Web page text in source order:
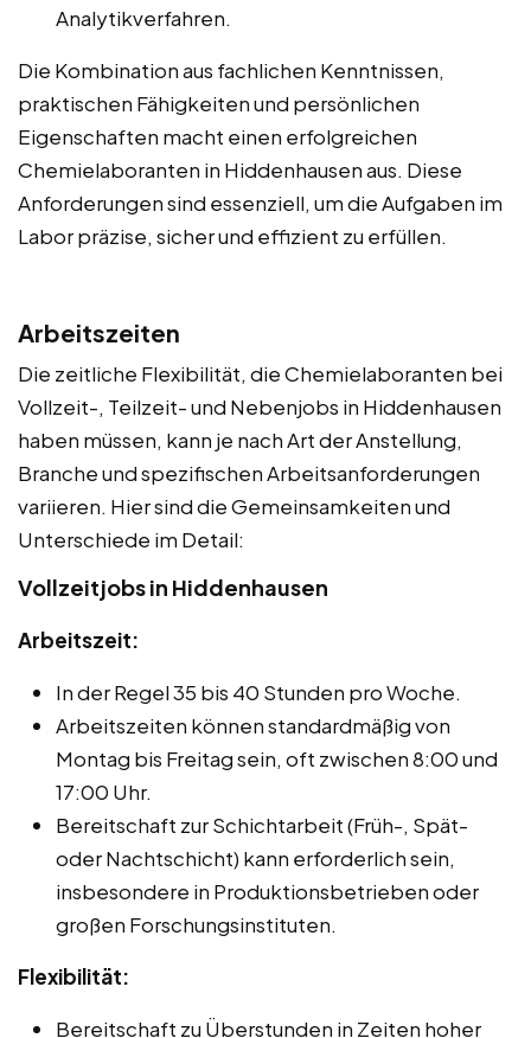
Analytikverfahren.
Die Kombination aus fachlichen Kenntnissen,
praktischen Fähigkeiten und persönlichen
Eigenschaften macht einen erfolgreichen
Chemielaboranten in Hiddenhausen aus. Diese
Anforderungen sind essenziell, um die Aufgaben im
Labor präzise, sicher und effizient zu erfüllen.
Arbeitszeiten
Die zeitliche Flexibilität, die Chemielaboranten bei
Vollzeit-, Teilzeit- und Nebenjobs in Hiddenhausen
haben müssen, kann je nach Art der Anstellung,
Branche und spezifischen Arbeitsanforderungen
variieren. Hier sind die Gemeinsamkeiten und
Unterschiede im Detail:
Vollzeitjobs in Hiddenhausen
Arbeitszeit:
In der Regel 35 bis 40 Stunden pro Woche.
Arbeitszeiten können standardmäßig von
Montag bis Freitag sein, oft zwischen 8:00 und
17:00 Uhr.
Bereitschaft zur Schichtarbeit (Früh-, Spät-
oder Nachtschicht) kann erforderlich sein,
insbesondere in Produktionsbetrieben oder
großen Forschungsinstituten.
Flexibilität:
Bereitschaft zu Überstunden in Zeiten hoher